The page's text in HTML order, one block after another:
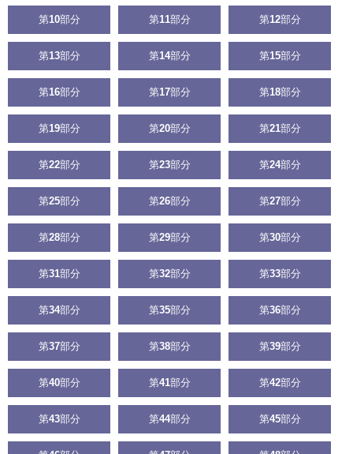
第10部分 第11部分 第12部分
第13部分 第14部分 第15部分
第16部分 第17部分 第18部分
第19部分 第20部分 第21部分
第22部分 第23部分 第24部分
第25部分 第26部分 第27部分
第28部分 第29部分 第30部分
第31部分 第32部分 第33部分
第34部分 第35部分 第36部分
第37部分 第38部分 第39部分
第40部分 第41部分 第42部分
第43部分 第44部分 第45部分